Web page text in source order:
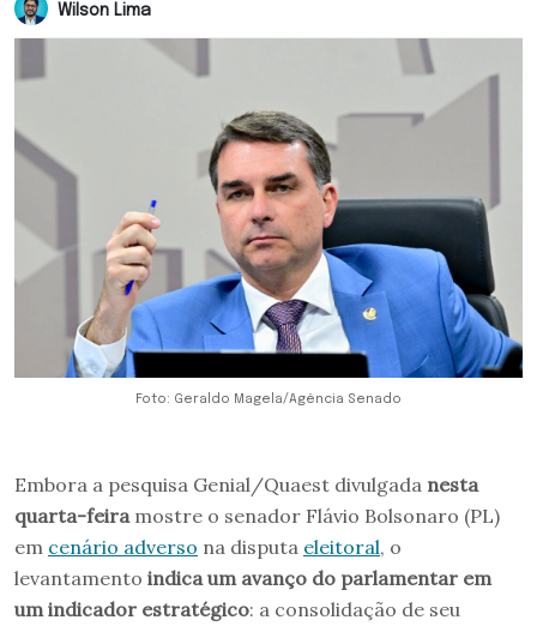
Wilson Lima
Foto: Geraldo Magela/Agência Senado
Embora a pesquisa Genial/Quaest divulgada nesta
quarta-feira mostre o senador Flávio Bolsonaro (PL)
em cenário adverso na disputa eleitoral, o
levantamento indica um avanço do parlamentar em
um indicador estratégico: a consolidação de seu